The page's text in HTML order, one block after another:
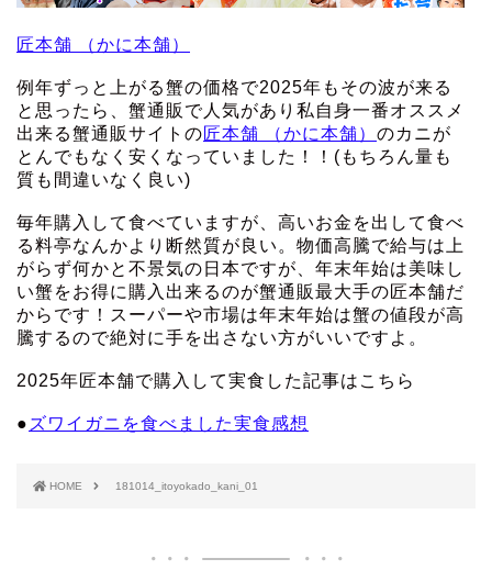
匠本舗 （かに本舗）
例年ずっと上がる蟹の価格で2025年もその波が来る
と思ったら、蟹通販で人気があり私自身一番オススメ
出来る蟹通販サイトの匠本舗 （かに本舗） のカニが
とんでもなく安くなっていました！！(もちろん量も
質も間違いなく良い)
毎年購入して食べていますが、高いお金を出して食べ
る料亭なんかより断然質が良い。物価高騰で給与は上
がらず何かと不景気の日本ですが、年末年始は美味し
い蟹をお得に購入出来るのが蟹通販最大手の匠本舗だ
からです！スーパーや市場は年末年始は蟹の値段が高
騰するので絶対に手を出さない方がいいですよ。
2025年匠本舗で購入して実食した記事はこちら
● ズワイガニを食べました実食感想
HOME 181014_itoyokado_kani_01